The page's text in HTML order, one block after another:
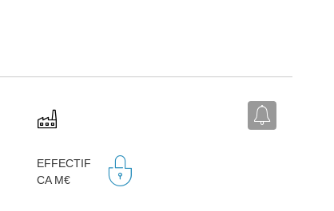
EFFECTIF
CA M€